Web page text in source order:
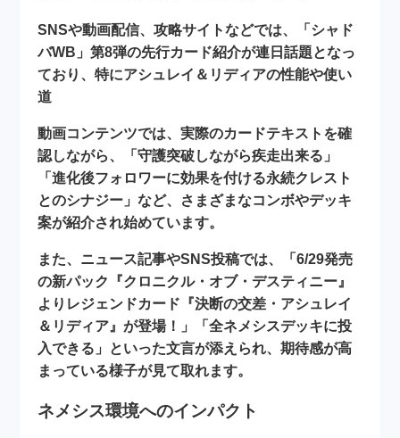
SNSや動画配信、攻略サイトなどでは、「シャド
バWB」第8弾の先行カード紹介が連日話題となっ
ており、特にアシュレイ＆リディアの性能や使い
道
動画コンテンツでは、実際のカードテキストを確
認しながら、「守護突破しながら疾走出来る」
「進化後フォロワーに効果を付ける永続クレスト
とのシナジー」など、さまざまなコンボやデッキ
案が紹介され始めています。
また、ニュース記事やSNS投稿では、「6/29発売
の新パック『クロニクル・オブ・デスティニー』
よりレジェンドカード『決断の交差・アシュレイ
＆リディア』が登場！」「全ネメシスデッキに投
入できる」といった文言が添えられ、期待感が高
まっている様子が見て取れます。
ネメシス環境へのインパクト